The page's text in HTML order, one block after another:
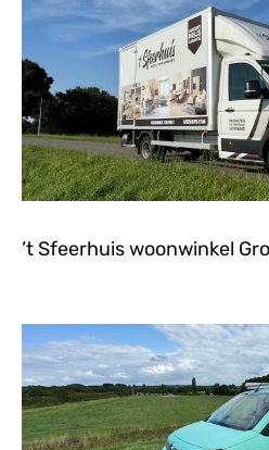
’t Sfeerhuis woonwinkel